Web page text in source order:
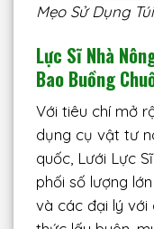
Mẹo Sử Dụng
Lực Sĩ Nhà
Bao Buồng
Với tiêu chí mở
dụng cụ vật tư
quốc, Lưới Lực
phối số lượng
và các đại lý với